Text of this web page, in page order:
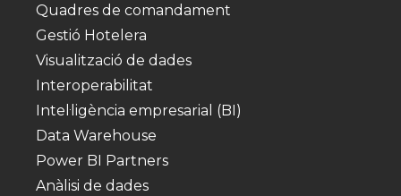
Quadres de comandament
Gestió Hotelera
Visualització de dades
Interoperabilitat
Intel·ligència empresarial (BI)
Data Warehouse
Power BI Partners
Anàlisi de dades